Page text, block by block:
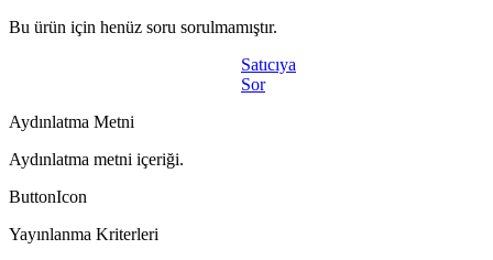
Bu ürün için henüz soru sorulmamıştır.
Satıcıya
Sor
Aydınlatma Metni
Aydınlatma metni içeriği.
ButtonIcon
Yayınlanma Kriterleri